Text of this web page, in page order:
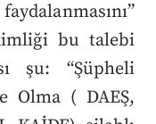
bu talebi
şu: “Şüpheli
Olma ( DAEŞ,